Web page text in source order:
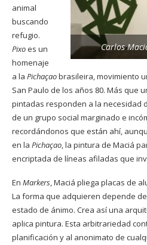
Carlos
animal
buscando
refugio.
Pixoes un
homenaje
a la Pichaçaobrasileira, movimiento
San Paulo de los años 80. Más que
pintadas responden a la necesidad
de un grupo social marginado e
recordándonos que están ahí,
en la Pichaçao, la pintura de Maciá
encriptada de líneas afiladas que
En Markers, Maciá pliega placas de
La forma que adquieren depende
estado de ánimo. Crea así una
aplica pintura. Esta arbitrariedad
planificación y al anonimato de